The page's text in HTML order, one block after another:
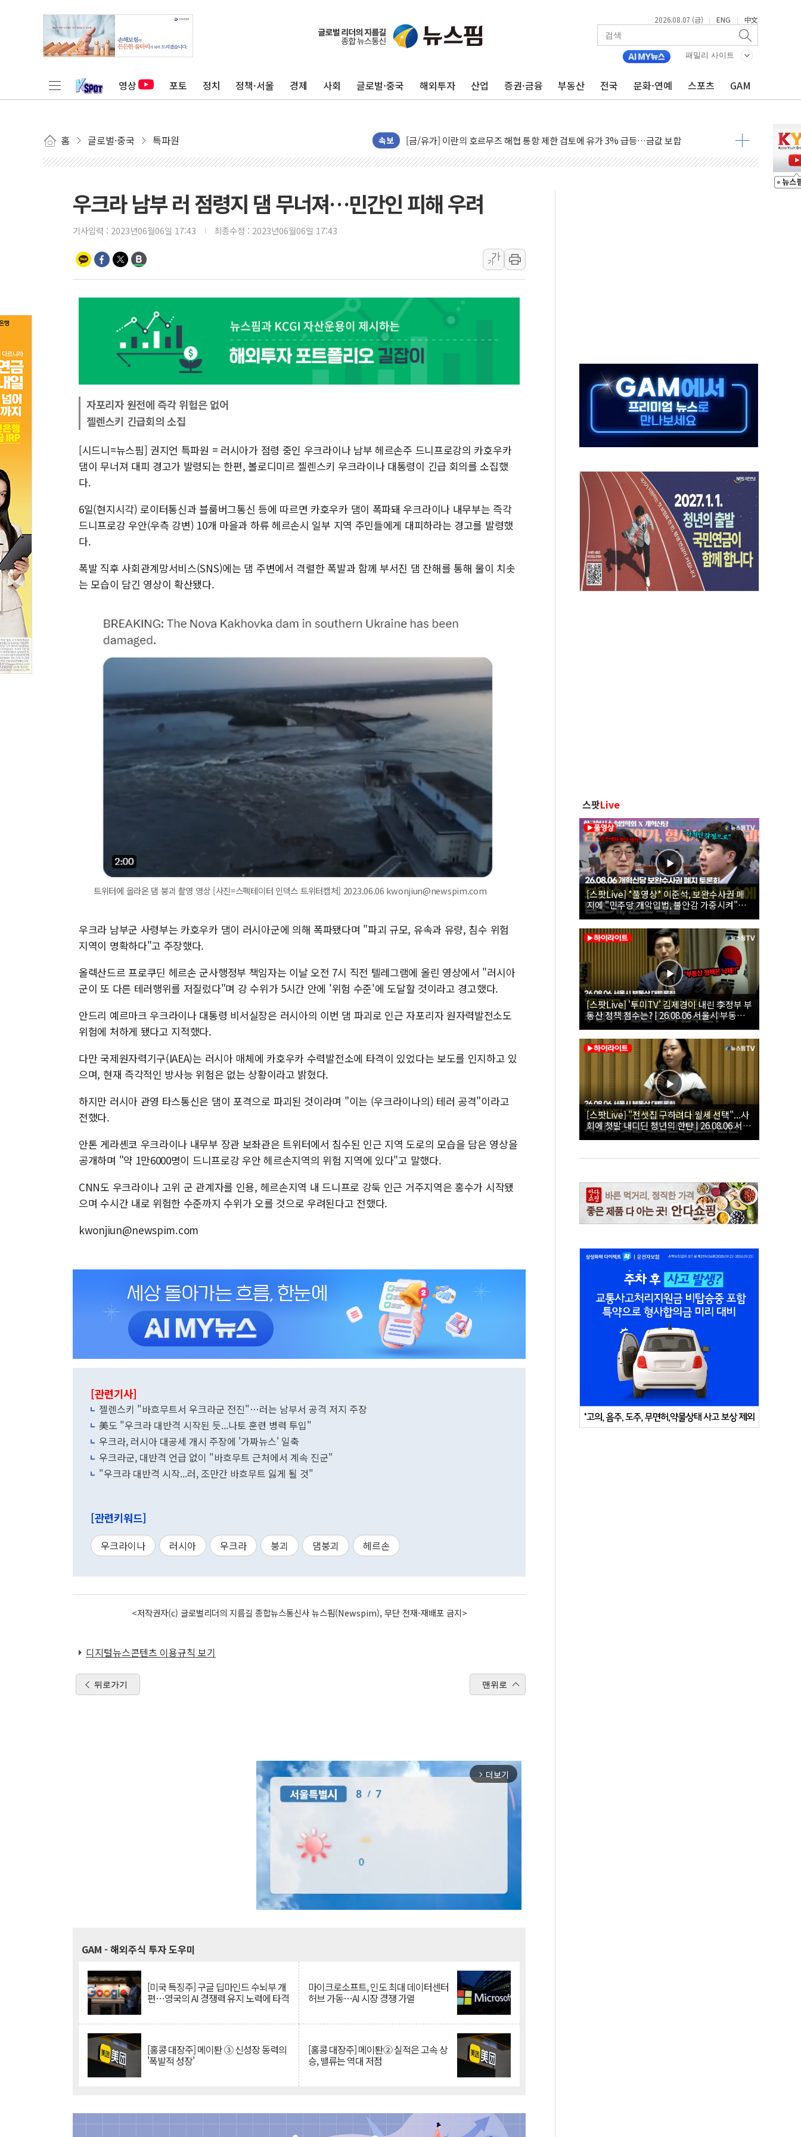
2026.08.07 (금) | ENG | 中文
패밀리 사이트
영상 포토 정치 정책·서울 경제 사회 글로벌·중국 해외투자 산업 증권·금융 부동산 전국 문화·연예 스포츠 GAM
홈 글로벌·중국 특파원 속보
트럼프, '원정출산 시민권 차단' 행정명령 서명…출생시민권 제한 재시동
트럼프 "이란전 조만간 끝날 것"…군수품 부족설 일축 "막대한 무기 보유"
"세금 부담 덜자"…비거주 1주택자 귀환 조짐에 전월세시장 '긴장'
세금 부담 커진 고가 1주택자…맞교환·재매수·다운사이징 '저울질'
뉴욕증시, 유가·금리 부담에 하락…다우 5거래일 랠리 '마침표'
이란, 오만과 호르무즈 해협 재개방 합의 막바지.."美와 직접 협상 없어"
李대통령, 오늘 부동산 정책 점검 2차 회의…주택 공급 대책 막바지 조율할 듯
[오늘의 정치일정] 8월 7일(금)
이란, 美·이스라엘 선박 호르무즈 통항 제한 추진…美 "통행 막을 권한 없어"
유럽증시, 견조한 실적 소화하며 대부분 상승… "2분기 기업 순이익 21% 증가" 전망
리투아니아 국방 "러, 우크라 드론으로 나토 회원국 공격 검토… 거짓 깃발 작전"
구광모, 내주 실리콘밸리서 젠슨 황 재회…로봇·AI 데이터센터·모빌리티 구체화
뉴욕증시 개장 전 특징주...모더나·아이온큐·도어대시↑ VS 샌디스크·피그마·앱러빈↓
김정관 장관 "영업이익 N% 성과급 반대…상법·자본시장법 개정 논의"
뉴욕증시 프리뷰, 미 주가선물 AI주 차익실현 속 혼조세...웨스턴디지털·샌디스크↓
청와대, 북한 단거리 탄도미사일 발사에 긴급 안보 점검회의
우크라 남부 러 점령지 댐 무너져…민간인 피해 우려
기사입력 : 2023년06월06일 17:43 최종수정 : 2023년06월06일 17:43
가
가
자포리자 원전에 즉각 위험은 없어
젤렌스키 긴급회의 소집
[시드니=뉴스핌] 권지언 특파원 = 러시아가 점령 중인 우크라이나 남부 헤르손주 드니프로강의 카호우카
댐이 무너져 대피 경고가 발령되는 한편, 볼로디미르 젤렌스키 우크라이나 대통령이 긴급 회의를 소집했
다.
6일(현지시각) 로이터통신과 블룸버그통신 등에 따르면 카호우카 댐이 폭파돼 우크라이나 내무부는 즉각
드니프로강 우안(우측 강변) 10개 마을과 하류 헤르손시 일부 지역 주민들에게 대피하라는 경고를 발령했
다.
폭발 직후 사회관계망서비스(SNS)에는 댐 주변에서 격렬한 폭발과 함께 부서진 댐 잔해를 통해 물이 치솟
는 모습이 담긴 영상이 확산됐다.
트위터에 올라온 댐 붕괴 촬영 영상 [사진=스펙테이터 인덱스 트위터캡처] 2023.06.06 kwonjiun@newspim.com
우크라 남부군 사령부는 카호우카 댐이 러시아군에 의해 폭파됐다며 "파괴 규모, 유속과 유량, 침수 위험
지역이 명확하다"고 주장했다.
올렉산드르 프로쿠딘 헤르손 군사행정부 책임자는 이날 오전 7시 직전 텔레그램에 올린 영상에서 "러시아
군이 또 다른 테러행위를 저질렀다"며 강 수위가 5시간 안에 '위험 수준'에 도달할 것이라고 경고했다.
안드리 예르마크 우크라이나 대통령 비서실장은 러시아의 이번 댐 파괴로 인근 자포리자 원자력발전소도
위험에 처하게 됐다고 지적했다.
다만 국제원자력기구(IAEA)는 러시아 매체에 카호우카 수력발전소에 타격이 있었다는 보도를 인지하고 있
으며, 현재 즉각적인 방사능 위험은 없는 상황이라고 밝혔다.
하지만 러시아 관영 타스통신은 댐이 포격으로 파괴된 것이라며 "이는 (우크라이나의) 테러 공격"이라고
전했다.
안톤 게라셴코 우크라이나 내무부 장관 보좌관은 트위터에서 침수된 인근 지역 도로의 모습을 담은 영상을
공개하며 "약 1만6000명이 드니프로강 우안 헤르손지역의 위험 지역에 있다"고 말했다.
CNN도 우크라이나 고위 군 관계자를 인용, 헤르손지역 내 드니프로 강둑 인근 거주지역은 홍수가 시작됐
으며 수시간 내로 위험한 수준까지 수위가 오를 것으로 우려된다고 전했다.
kwonjiun@newspim.com
[관련기사]
젤렌스키 "바흐무트서 우크라군 전진"…러는 남부서 공격 저지 주장
美도 "우크라 대반격 시작된 듯...나토 훈련 병력 투입"
우크라, 러시아 대공세 개시 주장에 '가짜뉴스' 일축
우크라군, 대반격 언급 없이 "바흐무트 근처에서 계속 진군"
"우크라 대반격 시작...러, 조만간 바흐무트 잃게 될 것"
[관련키워드]
우크라이나 러시아 우크라 붕괴 댐붕괴 헤르손
<저작권자(c) 글로벌리더의 지름길 종합뉴스통신사 뉴스핌(Newspim), 무단 전재-재배포 금지>
디지털뉴스콘텐츠 이용규칙 보기
뒤로가기 맨위로
arrow_forward_ios 더보기
GAM - 해외주식 투자 도우미
[미국 특징주] 구글 딥마인드 수뇌부 개
편…영국의 AI 경쟁력 유지 노력에 타격
마이크로소프트, 인도 최대 데이터센터
허브 가동…AI 시장 경쟁 가열
[홍콩 대장주] 메이퇀 ③ 신성장 동력의
'폭발적 성장'
[홍콩 대장주] 메이퇀② 실적은 고속 상
승, 밸류는 역대 저점
스팟Live
[스팟Live] *풀영상* 이준석, 보완수사권 폐
지에 "민주당 개악입법, 불안감 가중시켜"｜
26.08.06 개혁신당 보완수사권 폐지 토론회
[스팟Live] '투미TV' 김제경이 내린 李정부 부
동산 정책 점수는? | 26.08.06 서울시 부동산
대토론회
[스팟Live] "전셋집 구하려다 월세 선택"...사
회에 첫발 내디딘 청년의 한탄 | 26.08.06 서울
시 부동산 대토론회